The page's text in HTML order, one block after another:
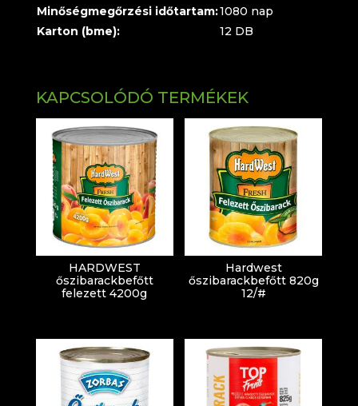
Minőségmegőrzési időtartam:1080 nap
Karton (bme):
12 DB
KAPCSOLÓDÓ TERMÉKEK
HARDWEST
őszibarackbefőtt
felezett 4200g
Hardwest
őszibarackbefőtt 820g
12/#